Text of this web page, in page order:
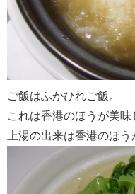
ご飯はふかひれご飯。
これは香港のほうが美味
上湯の出来は香港のほう